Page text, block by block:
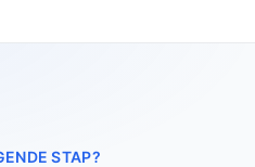
STAP?